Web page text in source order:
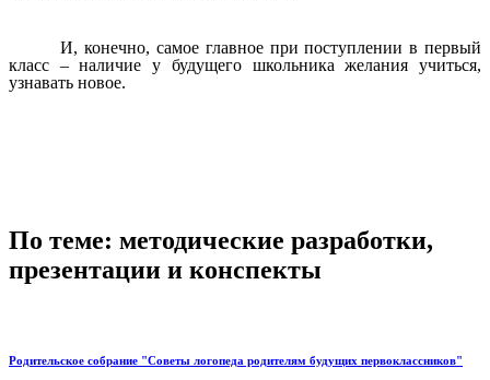
И, конечно, самое главное при поступлении в первый
класс – наличие у будущего школьника желания учиться,
узнавать новое.
По теме: методические разработки,
презентации и конспекты
Родительское собрание "Советы логопеда родителям будущих первоклассников"